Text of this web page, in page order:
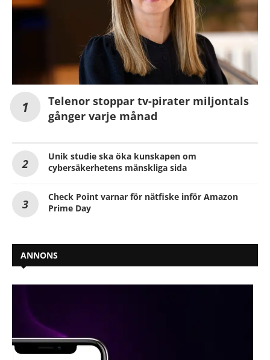
Telenor stoppar tv-pirater miljontals
gånger varje månad
Unik studie ska öka kunskapen om
cybersäkerhetens mänskliga sida
Check Point varnar för nätfiske inför Amazon
Prime Day
ANNONS